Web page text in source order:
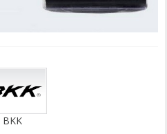
BKK